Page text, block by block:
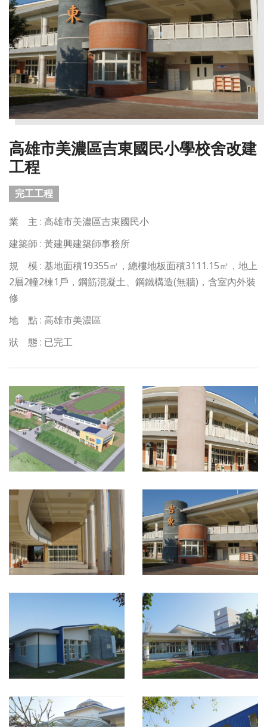
高雄市美濃區吉東國民小學校舍改建
工程
完工工程
業 主 : 高雄市美濃區吉東國民小
建築師 : 黃建興建築師事務所
規 模 : 基地面積19355㎡，總樓地板面積3111.15㎡，地上
2層2幢2棟1戶，鋼筋混凝土、鋼鐵構造(無牆)，含室內外裝
修
地 點 : 高雄市美濃區
狀 態 : 已完工